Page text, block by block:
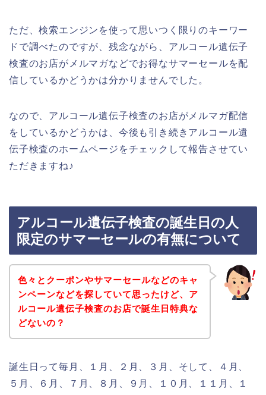
ただ、検索エンジンを使って思いつく限りのキーワー
ドで調べたのですが、残念ながら、アルコール遺伝子
検査のお店がメルマガなどでお得なサマーセールを配
信しているかどうかは分かりませんでした。
なので、アルコール遺伝子検査のお店がメルマガ配信
をしているかどうかは、今後も引き続きアルコール遺
伝子検査のホームページをチェックして報告させてい
ただきますね♪
アルコール遺伝子検査の誕生日の人
限定のサマーセールの有無について
色々とクーポンやサマーセールなどのキャ
ンペーンなどを探していて思ったけど、ア
ルコール遺伝子検査のお店で誕生日特典な
どないの？
誕生日って毎月、１月、２月、３月、そして、４月、
５月、６月、７月、８月、９月、１０月、１１月、１